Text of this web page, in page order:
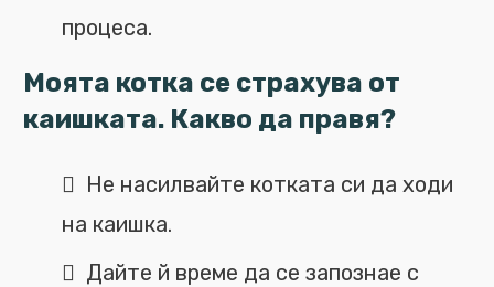
процеса.
Моята котка се страхува от
каишката. Какво да правя?
Не насилвайте котката си да ходи
на каишка.
Дайте й време да се запознае с